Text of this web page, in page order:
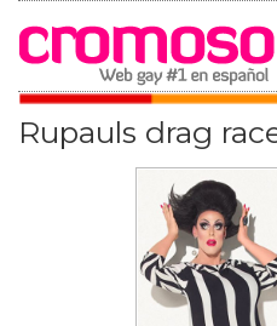
Rupauls drag